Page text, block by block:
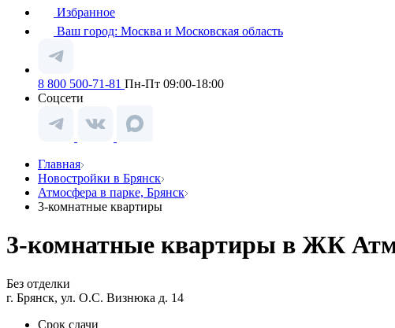
Избранное
Ваш город: Москва и Московская область
8 800 500-71-81 Пн-Пт 09:00-18:00
Соцсети
Главная
Новостройки в Брянск
Атмосфера в парке, Брянск
3-комнатные квартиры
3-комнатные квартиры в ЖК
Без отделки
г. Брянск, ул. О.С. Визнюка д. 14
Срок сдачи